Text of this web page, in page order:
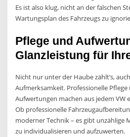
Es ist also klug, nicht an der falschen
Wartungsplan des Fahrzeugs zu
Pflege und
Glanzleistung für
Nicht nur unter der Haube zählt’s,
Aufmerksamkeit. Professionelle Pflege
Aufwertungen machen aus jedem VW
Ob professionelle
moderner Technik – es gibt unzählige
zu individualisieren und aufzuwerten.